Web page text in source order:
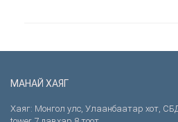
МАНАЙ ХАЯГ
Хаяг: Монгол улс, Улаанбаатар хот,